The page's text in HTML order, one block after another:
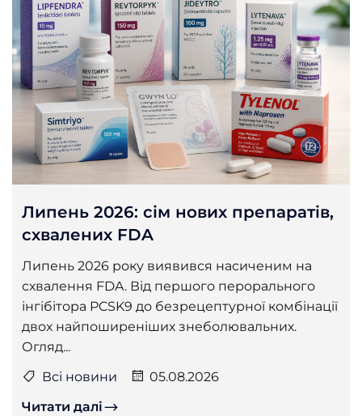
Липень 2026: сім нових препаратів,
схвалених FDA
Липень 2026 року виявився насиченим на
схвалення FDA. Від першого перорального
інгібітора PCSK9 до безрецептурної комбінації
двох найпоширеніших знеболювальних.
Огляд...
Всі новини
05.08.2026
Читати далі